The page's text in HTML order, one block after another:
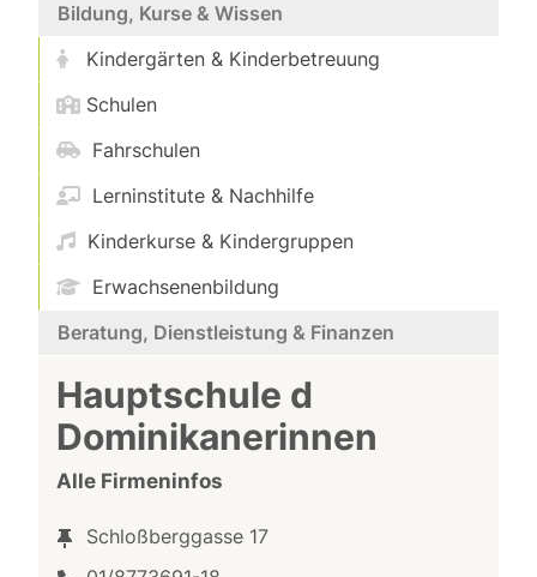
Bildung, Kurse & Wissen
Kindergärten & Kinderbetreuung
Schulen
Fahrschulen
Lerninstitute & Nachhilfe
Kinderkurse & Kindergruppen
Erwachsenenbildung
Beratung, Dienstleistung & Finanzen
Hauptschule d
Dominikanerinnen
Alle Firmeninfos
Schloßberggasse 17